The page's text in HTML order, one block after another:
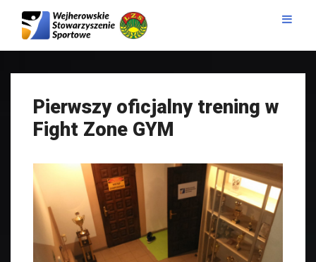
Pierwszy oficjalny trening w
Fight Zone GYM